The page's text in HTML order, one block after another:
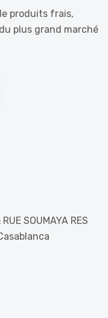
produits frais,
plus grand marché
SOUMAYA RES